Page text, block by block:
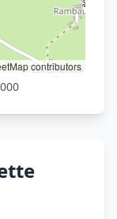
contributors